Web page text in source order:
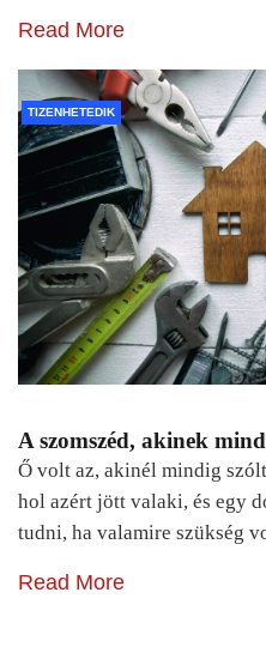
Read More
TIZENHETEDIK
A szomszéd, akinek
Ő volt az, akinél mindig
hol azért jött valaki, és egy
tudni, ha valamire szükség
Read More